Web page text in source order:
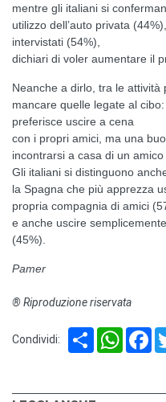
mentre gli italiani si
utilizzo dell’auto privata
intervistati (54%),
dichiari di voler aumentare il
Neanche a dirlo, tra le
mancare quelle legate al
preferisce uscire a cena
con i propri amici, ma una
incontrarsi a casa di un
Gli italiani si distinguono
la Spagna che più apprezza
propria compagnia di amici
e anche uscire
(45%).
Pamer
® Riproduzione riservata
Condividi: Share